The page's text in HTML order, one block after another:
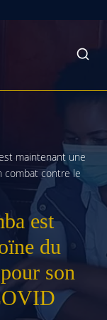
maintenant une
combat contre le
est
du
son